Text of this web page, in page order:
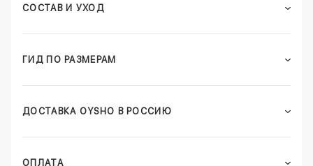
СОСТАВ И УХОД
ГИД ПО РАЗМЕРАМ
ДОСТАВКА OYSHO В РОССИЮ
ОПЛАТА